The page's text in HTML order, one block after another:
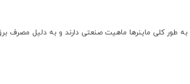
به طور کلی ماینرها ماهیت صنعتی دارند و به دلیل مصرف